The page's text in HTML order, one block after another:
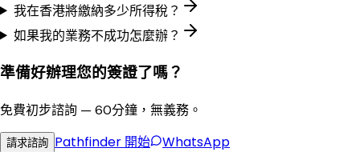
我在香港將繳納多少所得稅？
如果我的業務不成功怎麼辦？
準備好辦理您的簽證了嗎？
免費初步諮詢 — 60分鐘，無義務。
請求諮詢 Pathfinder 開始 WhatsApp